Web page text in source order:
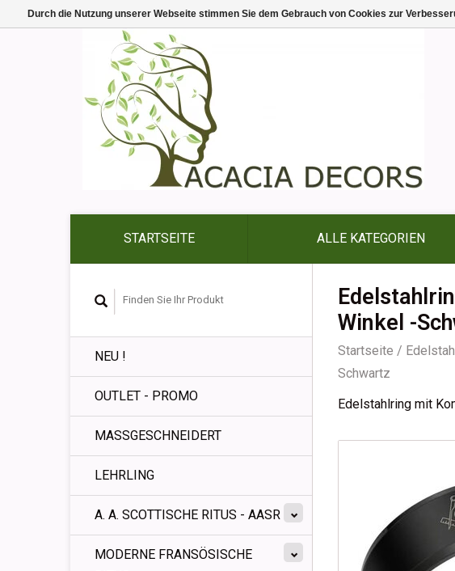
STARTSEITE ALLE KATEGORIEN
NEU !
OUTLET - PROMO
MASSGESCHNEIDERT
LEHRLING
A. A. SCOTTISCHE RITUS - AASR
MODERNE FRANSÖSISCHE
Winkel -
Startseite /
Schwartz
Edelstahlring mit
Durch die Nutzung unserer Webseite stimmen Sie dem Gebrauch von Cookies zur